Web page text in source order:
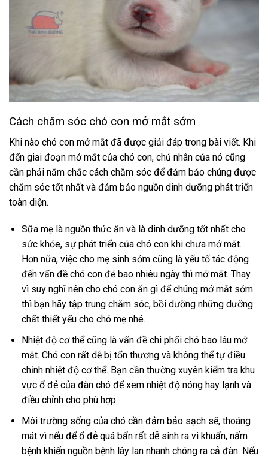
Cách chăm sóc chó con mở mắt sớm
Khi nào chó con mở mắt đã được giải đáp trong bài viết. Khi
đến giai đoạn mở mắt của chó con, chủ nhân của nó cũng
cần phải nắm chắc cách chăm sóc để đảm bảo chúng được
chăm sóc tốt nhất và đảm bảo nguồn dinh dưỡng phát triển
toàn diện.
Sữa mẹ là nguồn thức ăn và là dinh dưỡng tốt nhất cho
sức khỏe, sự phát triển của chó con khi chưa mở mắt.
Hơn nữa, việc cho mẹ sinh sớm cũng là yếu tố tác động
đến vấn đề chó con đẻ bao nhiêu ngày thì mở mắt. Thay
vì suy nghĩ nên cho chó con ăn gì để chúng mở mắt sớm
thì bạn hãy tập trung chăm sóc, bồi dưỡng những dưỡng
chất thiết yếu cho chó mẹ nhé.
Nhiệt độ cơ thể cũng là vấn đề chi phối chó bao lâu mở
mắt. Chó con rất dễ bị tổn thương và không thể tự điều
chỉnh nhiệt độ cơ thể. Bạn cần thường xuyên kiểm tra khu
vực ổ đẻ của đàn chó để xem nhiệt độ nóng hay lạnh và
điều chỉnh cho phù hợp.
Môi trường sống của chó cần đảm bảo sạch sẽ, thoáng
mát vì nếu để ổ đẻ quá bẩn rất dễ sinh ra vi khuẩn, nấm
bệnh khiến nguồn bệnh lây lan nhanh chóng ra cả đàn. Nếu